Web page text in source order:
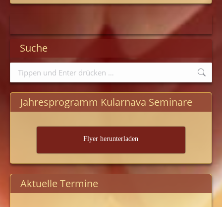
Suche
Search:
Jahresprogramm Kularnava Seminare
Flyer herunterladen
Aktuelle Termine